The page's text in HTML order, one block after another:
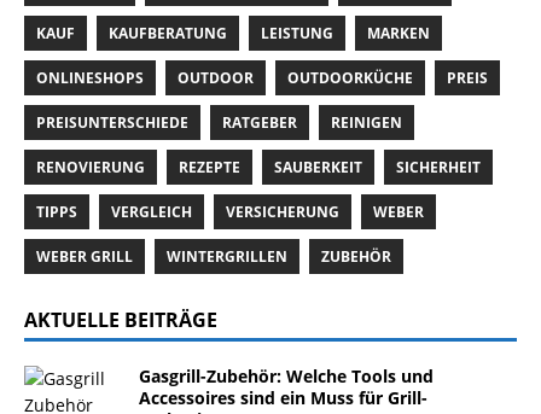
KAUF KAUFBERATUNG LEISTUNG MARKEN
ONLINESHOPS OUTDOOR OUTDOORKÜCHE PREIS
PREISUNTERSCHIEDE RATGEBER REINIGEN
RENOVIERUNG REZEPTE SAUBERKEIT SICHERHEIT
TIPPS VERGLEICH VERSICHERUNG WEBER
WEBER GRILL WINTERGRILLEN ZUBEHÖR
AKTUELLE BEITRÄGE
Gasgrill-Zubehör: Welche Tools und
Accessoires sind ein Muss für Grill-